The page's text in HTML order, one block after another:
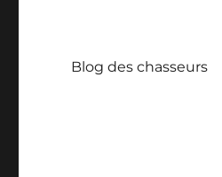
Blog des chasseurs